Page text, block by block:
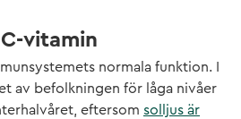
vitamin
normala funktion. I
av befolkningen för låga nivåer
eftersom solljus är